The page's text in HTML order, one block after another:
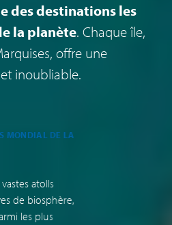
des destinations les
la planète. Chaque île,
offre une
inoubliable.
MONDIAL DE LA
atolls
de biosphère,
les plus